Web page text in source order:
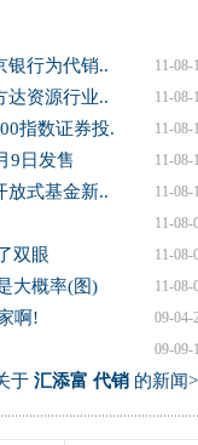
11-08-
银行为代销..
11-08-
达资源行业..
11-08-
指数证券投.
11-08-
9日发售
11-08-
放式基金新..
11-08-
11-08-
双眼
11-08-
大概率(图)
09-04-
啊!
09-09-
于 汇添富 代销的新闻